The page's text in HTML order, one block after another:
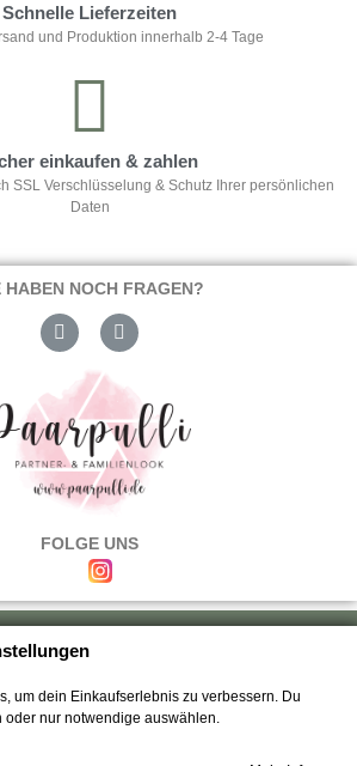
Schnelle Lieferzeiten
und Produktion innerhalb 2-4 Tage
einkaufen & zahlen
SSL Verschlüsselung & Schutz Ihrer persönlichen
Daten
HABEN NOCH FRAGEN?
FOLGE UNS
Zahlung|Umtausch & Rückgabe
Kontakt
um dein Einkaufserlebnis zu verbessern. Du
oder nur notwendige auswählen.